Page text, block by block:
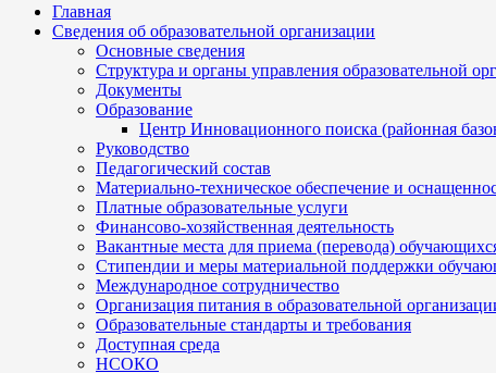
Главная
Сведения об образовательной организации
Основные сведения
Структура и органы управления образовательной
Документы
Образование
Центр Инновационного поиска (районная
Руководство
Педагогический состав
Материально-техническое обеспечение и
Платные образовательные услуги
Финансово-хозяйственная деятельность
Вакантные места для приема (перевода)
Стипендии и меры материальной поддержки
Международное сотрудничество
Организация питания в образовательной
Образовательные стандарты и требования
Доступная среда
НСОКО